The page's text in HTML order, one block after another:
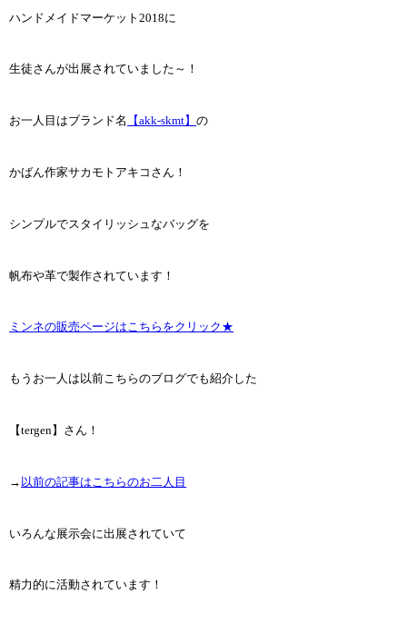
ハンドメイドマーケット2018に
生徒さんが出展されていました～！
お一人目はブランド名 【akk-skmt】の
かばん作家サカモトアキコさん！
シンプルでスタイリッシュなバッグを
帆布や革で製作されています！
ミンネの販売ページはこちらをクリック★
もうお一人は以前こちらのブログでも紹介した
【tergen】さん！
→ 以前の記事はこちらのお二人目
いろんな展示会に出展されていて
精力的に活動されています！